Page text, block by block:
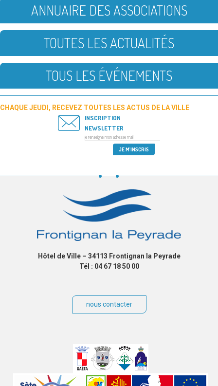
ANNUAIRE DES ASSOCIATIONS
TOUTES LES ACTUALITÉS
TOUS LES ÉVÉNEMENTS
CHAQUE JEUDI, RECEVEZ TOUTES LES ACTUS DE LA VILLE
INSCRIPTION
NEWSLETTER
Hôtel de Ville – 34113 Frontignan la Peyrade
Tél : 04 67 18 50 00
nous contacter